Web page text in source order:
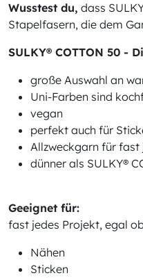
Wusstest du, dass
Stapelfasern, die dem
SULKY® COTTON 50 -
große Auswahl an
Uni-Farben sind
vegan
perfekt auch für
Allzweckgarn für fast
dünner als SULKY®
Geeignet für:
fast jedes Projekt, egal
Nähen
Sticken